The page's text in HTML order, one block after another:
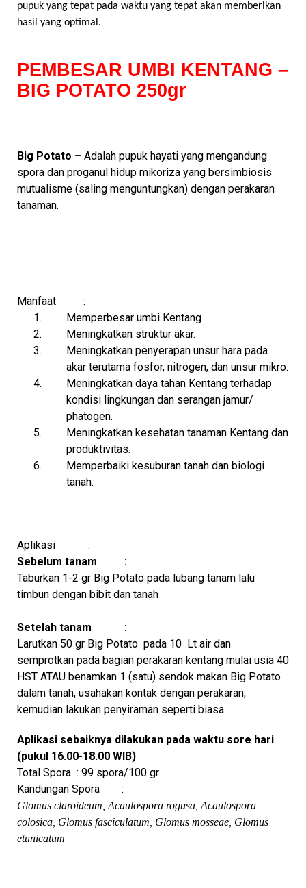
pupuk yang tepat pada waktu yang tepat akan memberikan
hasil yang optimal.
PEMBESAR UMBI KENTANG –
BIG POTATO 250gr
Big Potato – Adalah pupuk hayati yang mengandung
spora dan proganul hidup mikoriza yang bersimbiosis
mutualisme (saling menguntungkan) dengan perakaran
tanaman.
Manfaat :
1.
Memperbesar umbi Kentang
2.
Meningkatkan struktur akar.
3.
Meningkatkan penyerapan unsur hara pada
akar terutama fosfor, nitrogen, dan unsur mikro.
4.
Meningkatkan daya tahan Kentang terhadap
kondisi lingkungan dan serangan jamur/
phatogen.
5.
Meningkatkan kesehatan tanaman Kentang dan
produktivitas.
6.
Memperbaiki kesuburan tanah dan biologi
tanah.
Aplikasi :
Sebelum tanam :
Taburkan 1-2 gr Big Potato pada lubang tanam lalu
timbun dengan bibit dan tanah
Setelah tanam :
Larutkan 50 gr Big Potato pada 10 Lt air dan
semprotkan pada bagian perakaran kentang mulai usia 40
HST ATAU benamkan 1 (satu) sendok makan Big Potato
dalam tanah, usahakan kontak dengan perakaran,
kemudian lakukan penyiraman seperti biasa.
Aplikasi sebaiknya dilakukan pada waktu sore hari
(pukul 16.00-18.00 WIB)
Total Spora : 99 spora/100 gr
Kandungan Spora :
Glomus claroideum, Acaulospora rogusa, Acaulospora
colosica, Glomus fasciculatum, Glomus mosseae, Glomus
etunicatum